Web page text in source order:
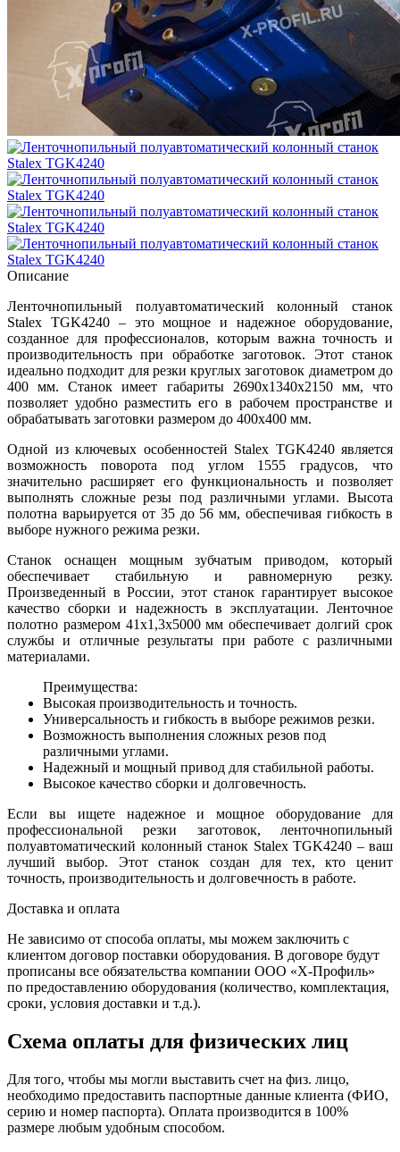
Описание
Ленточнопильный полуавтоматический колонный станок
Stalex TGK4240 – это мощное и надежное оборудование,
созданное для профессионалов, которым важна точность и
производительность при обработке заготовок. Этот станок
идеально подходит для резки круглых заготовок диаметром до
400 мм. Станок имеет габариты 2690х1340х2150 мм, что
позволяет удобно разместить его в рабочем пространстве и
обрабатывать заготовки размером до 400х400 мм.
Одной из ключевых особенностей Stalex TGK4240 является
возможность поворота под углом 1555 градусов, что
значительно расширяет его функциональность и позволяет
выполнять сложные резы под различными углами. Высота
полотна варьируется от 35 до 56 мм, обеспечивая гибкость в
выборе нужного режима резки.
Станок оснащен мощным зубчатым приводом, который
обеспечивает стабильную и равномерную резку.
Произведенный в России, этот станок гарантирует высокое
качество сборки и надежность в эксплуатации. Ленточное
полотно размером 41х1,3х5000 мм обеспечивает долгий срок
службы и отличные результаты при работе с различными
материалами.
Преимущества:
Высокая производительность и точность.
Универсальность и гибкость в выборе режимов резки.
Возможность выполнения сложных резов под
различными углами.
Надежный и мощный привод для стабильной работы.
Высокое качество сборки и долговечность.
Если вы ищете надежное и мощное оборудование для
профессиональной резки заготовок, ленточнопильный
полуавтоматический колонный станок Stalex TGK4240 – ваш
лучший выбор. Этот станок создан для тех, кто ценит
точность, производительность и долговечность в работе.
Доставка и оплата
Не зависимо от способа оплаты, мы можем заключить с
клиентом договор поставки оборудования. В договоре будут
прописаны все обязательства компании ООО «Х-Профиль»
по предоставлению оборудования (количество, комплектация,
сроки, условия доставки и т.д.).
Схема оплаты для физических лиц
Для того, чтобы мы могли выставить счет на физ. лицо,
необходимо предоставить паспортные данные клиента (ФИО,
серию и номер паспорта). Оплата производится в 100%
размере любым удобным способом.